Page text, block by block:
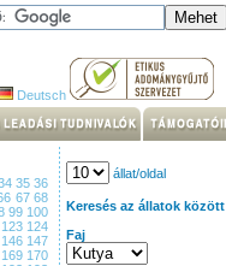
Deutsch
3536
6768
99 100
123 124
146 147
169 170
állat/oldal
Keresés az állatok között
Faj